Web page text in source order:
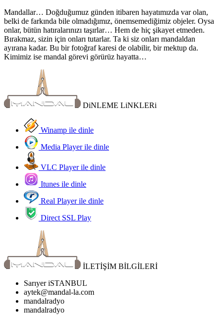
Mandallar… Doğduğumuz günden itibaren hayatımızda var olan,
belki de farkında bile olmadığımız, önemsemediğimiz objeler. Oysa
onlar, bütün hatıralarınızı taşırlar… Hem de hiç şikayet etmeden.
Bırakmaz, sizin için onları tutarlar. Ta ki siz onları mandaldan
ayırana kadar. Bu bir fotoğraf karesi de olabilir, bir mektup da.
Kimimiz ise mandal görevi görürüz hayatta…
DiNLEME LiNKLERi
Winamp ile dinle
Media Player ile dinle
VLC Player ile dinle
Itunes ile dinle
Real Player ile dinle
Direct SSL Play
İLETİŞİM BİLGİLERİ
Sarıyer iSTANBUL
aytek@mandal-la.com
mandalradyo
mandalradyo